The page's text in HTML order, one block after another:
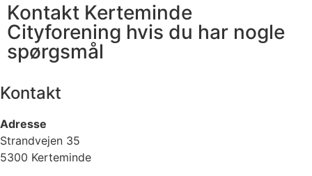
Kontakt Kerteminde
Cityforening hvis du har nogle
spørgsmål
Kontakt
Adresse
Strandvejen 35
5300 Kerteminde